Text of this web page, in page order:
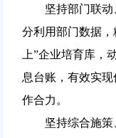
坚持部门联动
分利用部门数据
上”企业培育库，
息台账，有效实
作合力。
坚持综合施策、